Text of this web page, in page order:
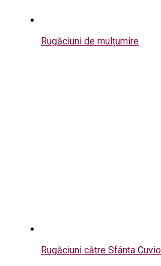
Rugăciuni de mulțumire
Rugăciuni către Sfânta